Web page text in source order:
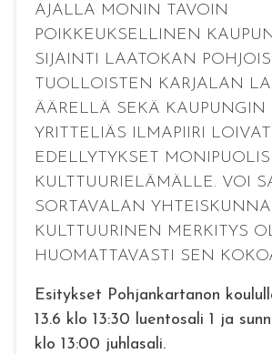
AJALLA MONIN TAVOIN
POIKKEUKSELLINEN
SIJAINTI LAATOKAN
TUOLLOISTEN KARJALAN
ÄÄRELLÄ SEKÄ KAUPUNGIN
YRITTELIÄS ILMAPIIRI
EDELLYTYKSET
KULTTUURIELÄMÄLLE. VOI
SORTAVALAN
KULTTUURINEN MERKITYS
HUOMATTAVASTI SEN
Esitykset Pohjankartanon
13.6 klo 13:30 luentosali 1 ja
klo 13:00 juhlasali.